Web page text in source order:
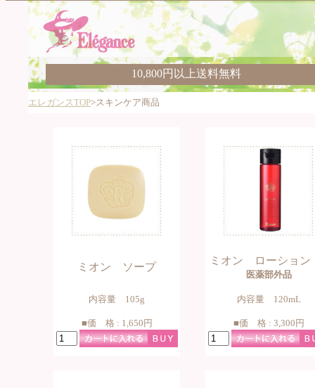
10,800円以上送料無料
エレガンスTOP>スキンケア商品
ミオン ソープ
ミオン ローショ
医薬部外品
内容量 105g 内容量 120mL
■価 格 : 1,650円 ■価 格 : 3,300円